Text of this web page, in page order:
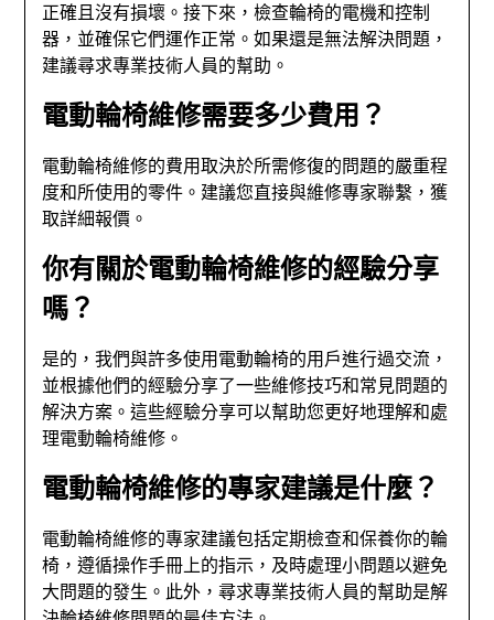
正確且沒有損壞。接下來，檢查輪椅的電機和控制
器，並確保它們運作正常。如果還是無法解決問題，
建議尋求專業技術人員的幫助。
電動輪椅維修需要多少費用？
電動輪椅維修的費用取決於所需修復的問題的嚴重程
度和所使用的零件。建議您直接與維修專家聯繫，獲
取詳細報價。
你有關於電動輪椅維修的經驗分享
嗎？
是的，我們與許多使用電動輪椅的用戶進行過交流，
並根據他們的經驗分享了一些維修技巧和常見問題的
解決方案。這些經驗分享可以幫助您更好地理解和處
理電動輪椅維修。
電動輪椅維修的專家建議是什麼？
電動輪椅維修的專家建議包括定期檢查和保養你的輪
椅，遵循操作手冊上的指示，及時處理小問題以避免
大問題的發生。此外，尋求專業技術人員的幫助是解